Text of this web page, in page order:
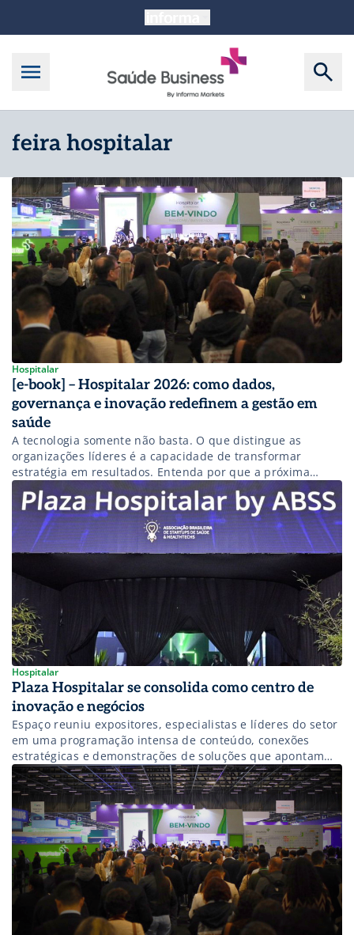
feira hospitalar
Hospitalar
[e-book] – Hospitalar 2026: como dados,
governança e inovação redefinem a gestão em
saúde
A tecnologia somente não basta. O que distingue as
organizações líderes é a capacidade de transformar
estratégia em resultados. Entenda por que a próxima
transformação da saúde começa pela gestão.
Hospitalar
Plaza Hospitalar se consolida como centro de
inovação e negócios
Espaço reuniu expositores, especialistas e líderes do setor
em uma programação intensa de conteúdo, conexões
estratégicas e demonstrações de soluções que apontam
para o futuro da saúde.